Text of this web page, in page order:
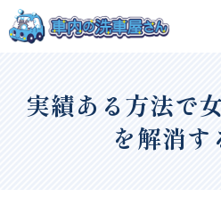
実績ある方法で
を解消す